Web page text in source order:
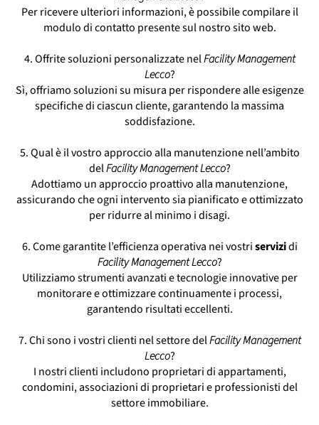
Per ricevere ulteriori informazioni, è possibile compilare il
modulo di contatto presente sul nostro sito web.
4. Offrite soluzioni personalizzate nelFacility Management
Lecco?
Sì, offriamo soluzioni su misura per rispondere alle esigenze
specifiche di ciascun cliente, garantendo la massima
soddisfazione.
5. Qual è il vostro approccio alla manutenzione nell’ambito
delFacility Management Lecco?
Adottiamo un approccio proattivo alla manutenzione,
assicurando che ogni intervento sia pianificato e ottimizzato
per ridurre al minimo i disagi.
6. Come garantite l’efficienza operativa nei vostriservizidi
Facility Management Lecco?
Utilizziamo strumenti avanzati e tecnologie innovative per
monitorare e ottimizzare continuamente i processi,
garantendo risultati eccellenti.
7. Chi sono i vostri clienti nel settore delFacility Management
Lecco?
I nostri clienti includono proprietari di appartamenti,
condomini, associazioni di proprietari e professionisti del
settore immobiliare.